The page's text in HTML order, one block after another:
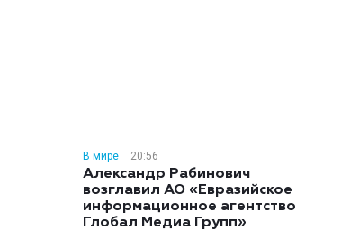
В мире 20:56
Александр Рабинович
возглавил АО «Евразийское
информационное агентство
Глобал Медиа Групп»